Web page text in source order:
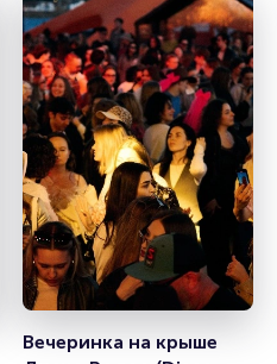
Вечеринка на крыше